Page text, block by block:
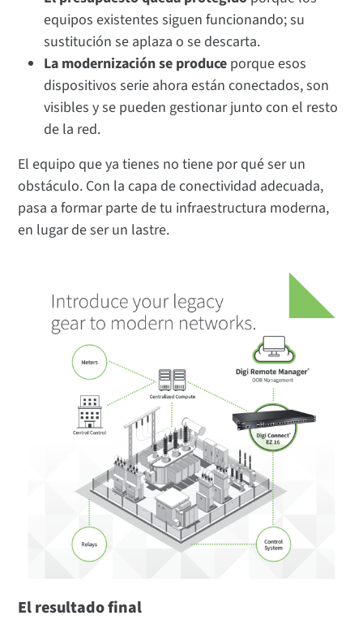
equipos existentes siguen funcionando; su
sustitución se aplaza o se descarta.
La modernización se produce porque esos
dispositivos serie ahora están conectados, son
visibles y se pueden gestionar junto con el resto
de la red.
El equipo que ya tienes no tiene por qué ser un
obstáculo. Con la capa de conectividad adecuada,
pasa a formar parte de tu infraestructura moderna,
en lugar de ser un lastre.
El resultado final